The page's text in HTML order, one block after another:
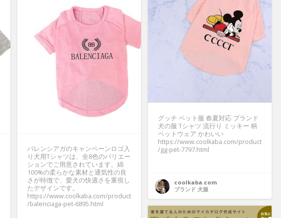
グッチ ペット服 春夏対応 ブランド
犬の服 Tシャツ 流行り ミッキー 柄
ペットウェア かわいい
https://www.coolkaba.com/product
/gg-pet-7797.html
coolkaba.com
ブランド 犬服
バレンシアガのキャンペーンロゴ入
り犬用Tシャツは、全8色のバリエー
ションでご用意されています。綿
100%の柔らかな素材と通気性の良
さが特徴で、愛犬の快適さを重視し
たデザインです。
https://www.coolkaba.com/product
/balenciaga-pet-6895.html